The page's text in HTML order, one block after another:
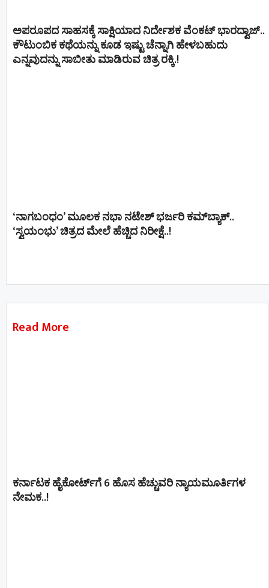
ಅಪರೂಪದ ಸಾಹಸಕ್ಕೆ ಸಾಕ್ಷಿಯಾದ ನಿರ್ದೇಶಕ ವೆಂಕಟ್ ಭಾರದ್ವಾಜ್..
ಕೌಟುಂಬಿಕ ಕಥೆಯನ್ನು ಕೂಡ ಇಷ್ಟು ಚೆನ್ನಾಗಿ ಹೇಳಬಹುದು
ಎನ್ನವುದನ್ನು ಸಾಬೀತು ಮಾಡಿರುವ ಚಿತ್ರ ರಕ್ಕಿ.!
‘ನಾಗಬಂಧಂ’ ಮೂಲಕ ನಭಾ ನಟೇಶ್ ಭರ್ಜರಿ ಕಮ್‌ಬ್ಯಾಕ್..
‘ಸ್ವಯಂಭು’ ಚಿತ್ರದ ಮೇಲೆ ಹೆಚ್ಚಿದ ನಿರೀಕ್ಷೆ..!
Read More
ಕರ್ನಾಟಕ ಹೈಕೋರ್ಟ್‌ಗೆ 6 ಹೊಸ ಹೆಚ್ಚುವರಿ ನ್ಯಾಯಮೂರ್ತಿಗಳ
ನೇಮಕ..!